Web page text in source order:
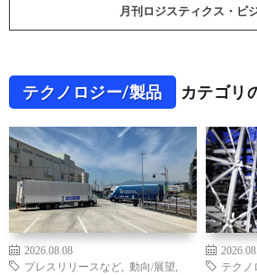
月刊ロジスティクス・ビ
テクノロジー/製品 カテゴリ
2026.08.08
プレスリリースなど
動向/展望
テクノ